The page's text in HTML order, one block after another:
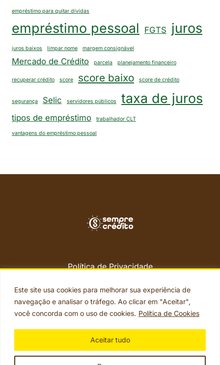
Este site usa cookies para melhorar sua experiência de
navegação e analisar o tráfego. Ao clicar em "Aceitar",
você concorda com o uso de cookies. Política de Cookies
Aceitar tudo
empréstimo para quitar dívidas
empréstimo pessoal FGTS juros
juros baixos limpar nome margem consignável
Mercado de Crédito parcela planejamento financeiro
recuperar crédito score score baixo score de crédito
segurança Selic servidores públicos taxa de juros
tipos de empréstimo trabalhador CLT
vantagens do empréstimo pessoal
Política de Privacidade
Segurança
Perguntas Frequentes
© 2026 Sempre Crédito. Todos os direitos reservados.